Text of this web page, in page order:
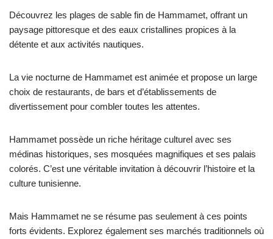
Découvrez les plages de sable fin de Hammamet, offrant un
paysage pittoresque et des eaux cristallines propices à la
détente et aux activités nautiques.
La vie nocturne de Hammamet est animée et propose un large
choix de restaurants, de bars et d’établissements de
divertissement pour combler toutes les attentes.
Hammamet possède un riche héritage culturel avec ses
médinas historiques, ses mosquées magnifiques et ses palais
colorés. C’est une véritable invitation à découvrir l’histoire et la
culture tunisienne.
Mais Hammamet ne se résume pas seulement à ces points
forts évidents. Explorez également ses marchés traditionnels où